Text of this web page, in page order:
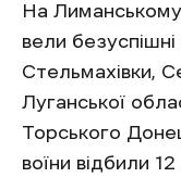
На Лиманському
вели
Стельмахівки,
Луганської
Торського
воїни відбили 12